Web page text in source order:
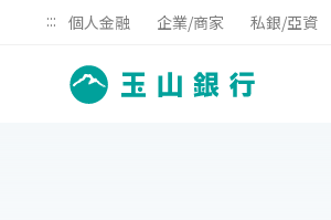
::: 個人金融 企業/商家 私銀/亞資